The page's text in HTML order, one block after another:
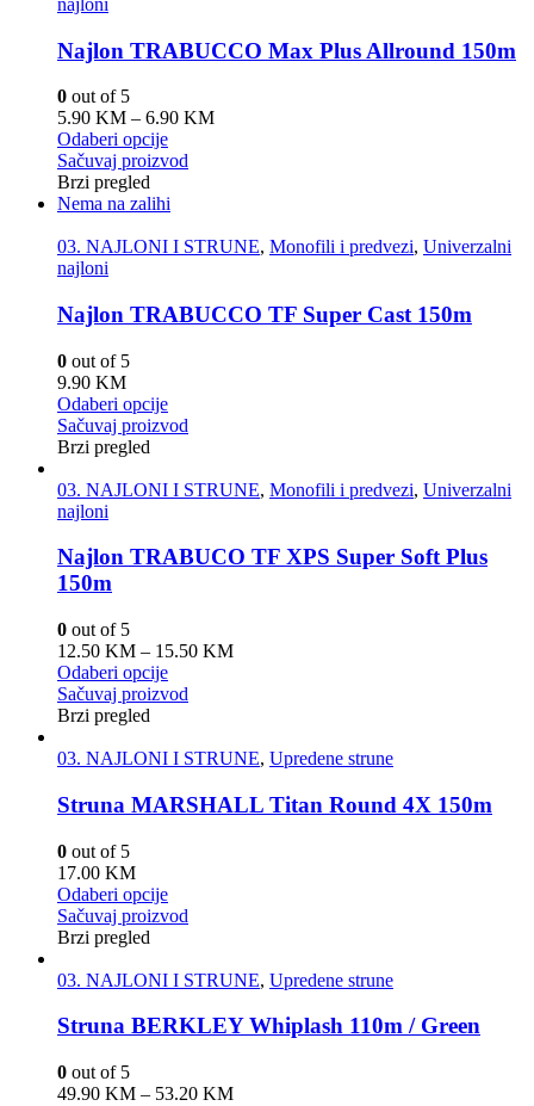
Najlon TRABUCCO Max Plus Allround 150m
0 out of 5
5.90 KM – 6.90 KM
Odaberi opcije
Sačuvaj proizvod
Brzi pregled
Nema na zalihi
03. NAJLONI I STRUNE, Monofili i predvezi, Univerzalni
najloni
Najlon TRABUCCO TF Super Cast 150m
0 out of 5
9.90 KM
Odaberi opcije
Sačuvaj proizvod
Brzi pregled
03. NAJLONI I STRUNE, Monofili i predvezi, Univerzalni
najloni
Najlon TRABUCO TF XPS Super Soft Plus
150m
0 out of 5
12.50 KM – 15.50 KM
Odaberi opcije
Sačuvaj proizvod
Brzi pregled
03. NAJLONI I STRUNE, Upredene strune
Struna MARSHALL Titan Round 4X 150m
0 out of 5
17.00 KM
Odaberi opcije
Sačuvaj proizvod
Brzi pregled
03. NAJLONI I STRUNE, Upredene strune
Struna BERKLEY Whiplash 110m / Green
0 out of 5
49.90 KM – 53.20 KM